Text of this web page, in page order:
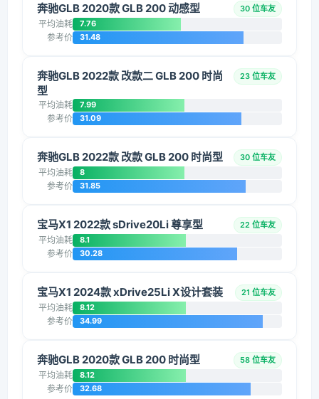
奔驰GLB 2020款 GLB 200 动感型 30 位车友
平均油耗 7.76
参考价 31.48
奔驰GLB 2022款 改款二 GLB 200 时尚
型
23 位车友
平均油耗 7.99
参考价 31.09
奔驰GLB 2022款 改款 GLB 200 时尚型 30 位车友
平均油耗 8
参考价 31.85
宝马X1 2022款 sDrive20Li 尊享型 22 位车友
平均油耗 8.1
参考价 30.28
宝马X1 2024款 xDrive25Li X设计套装 21 位车友
平均油耗 8.12
参考价 34.99
奔驰GLB 2020款 GLB 200 时尚型 58 位车友
平均油耗 8.12
参考价 32.68